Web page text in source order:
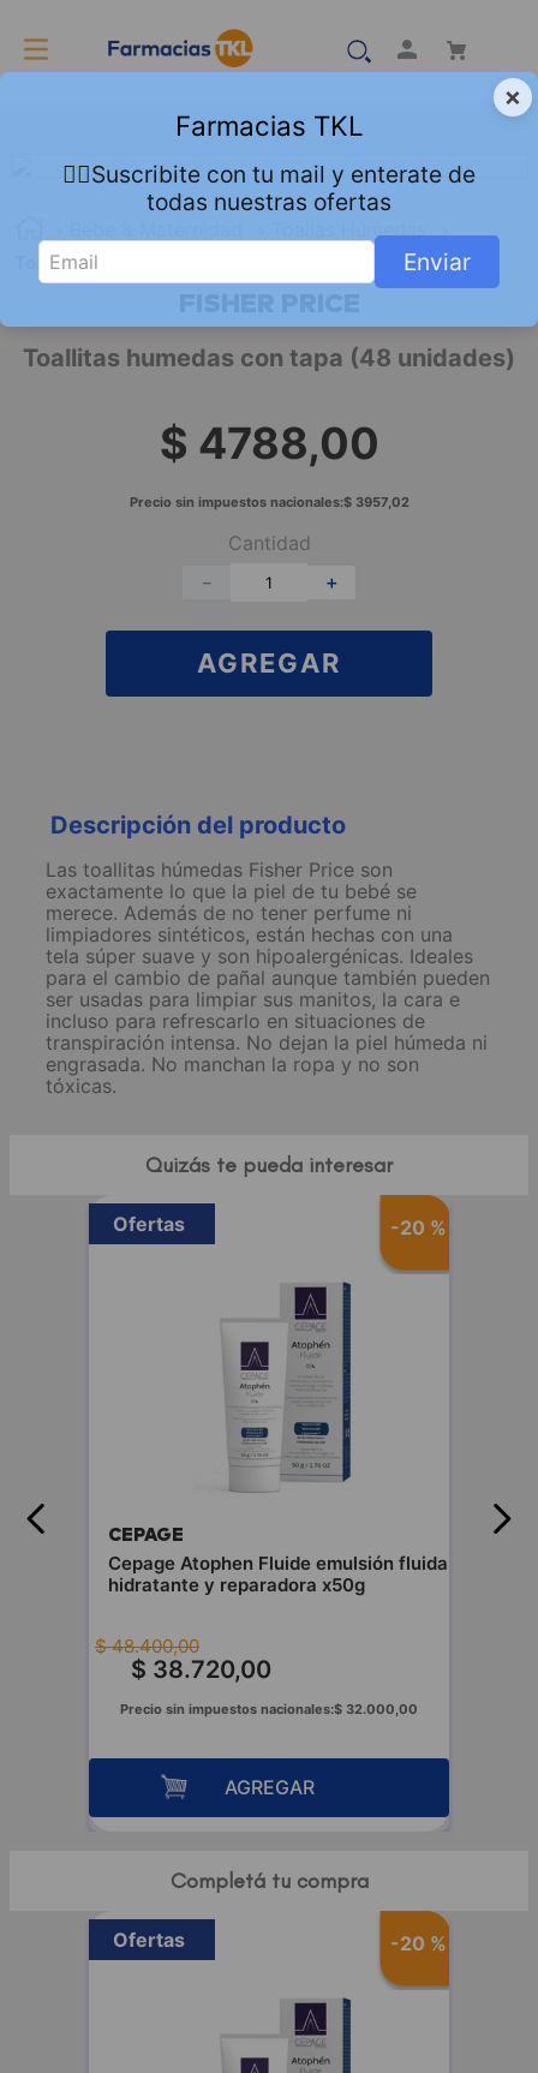
Toallitas humedas con tapa (48 unidades)
Toallitas humedas con tapa (48 unidades)
$ 4788,00
Precio sin impuestos nacionales:$ 3957,02
Cantidad
＋
－
AGREGAR
Descripción del producto
Las toallitas húmedas Fisher Price son
exactamente lo que la piel de tu bebé se
merece. Además de no tener perfume ni
limpiadores sintéticos, están hechas con una
tela súper suave y son hipoalergénicas. Ideales
para el cambio de pañal aunque también pueden
ser usadas para limpiar sus manitos, la cara e
incluso para refrescarlo en situaciones de
transpiración intensa. No dejan la piel húmeda ni
engrasada. No manchan la ropa y no son
tóxicas.
Quizás te pueda interesar
-20 %
Ofertas
CEPAGE
Cepage Atophen Fluide emulsión fluida
hidratante y reparadora x50g
$ 48.400,00
$ 38.720,00
Precio sin impuestos nacionales:$ 32.000,00
AGREGAR
Completá tu compra
-20 %
Ofertas
×
Farmacias TKL
👇🏻Suscribite con tu mail y enterate de
todas nuestras ofertas
Enviar